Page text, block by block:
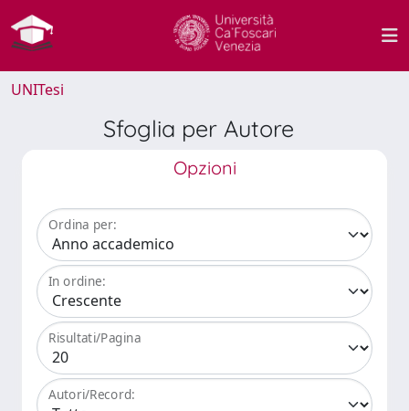
UNITesi
Sfoglia per Autore
Opzioni
Ordina per:
In ordine:
Risultati/Pagina
Autori/Record: